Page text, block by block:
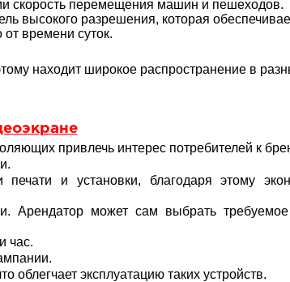
скорость перемещения машин и пешеходов.
высокого разрешения, которая
времени суток.
находит широкое распространение в
привлечь интерес потребителей к
печати и установки, благодаря этому
Арендатор может сам выбрать
час.
облегчает эксплуатацию таких устройств.